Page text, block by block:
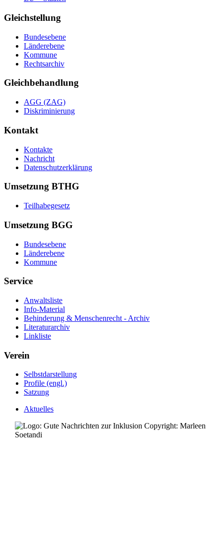
Gleichstellung
Bundesebene
Länderebene
Kommune
Rechtsarchiv
Gleichbehandlung
AGG (ZAG)
Diskriminierung
Kontakt
Kontakte
Nachricht
Datenschutzerklärung
Umsetzung BTHG
Teilhabegesetz
Umsetzung BGG
Bundesebene
Länderebene
Kommune
Service
Anwaltsliste
Info-Material
Behinderung & Menschenrecht - Archiv
Literaturarchiv
Linkliste
Verein
Selbstdarstellung
Profile (engl.)
Satzung
Aktuelles